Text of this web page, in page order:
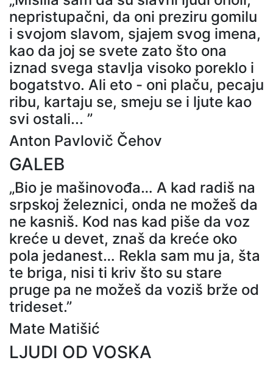
nepristupačni, da oni preziru gomilu
i svojom slavom, sjajem svog imena,
kao da joj se svete zato što ona
iznad svega stavlja visoko poreklo i
bogatstvo. Ali eto - oni plaču, pecaju
ribu, kartaju se, smeju se i ljute kao
svi ostali... ”
Anton Pavlovič Čehov
GALEB
„Bio je mašinovođa… A kad radiš na
srpskoj železnici, onda ne možeš da
ne kasniš. Kod nas kad piše da voz
kreće u devet, znaš da kreće oko
pola jedanest… Rekla sam mu ja, šta
te briga, nisi ti kriv što su stare
pruge pa ne možeš da voziš brže od
trideset.”
Mate Matišić
LJUDI OD VOSKA